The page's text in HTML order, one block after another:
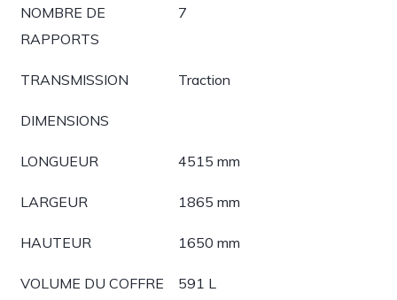
NOMBRE DE
RAPPORTS
7
TRANSMISSION Traction
DIMENSIONS
LONGUEUR 4515 mm
LARGEUR 1865 mm
HAUTEUR 1650 mm
VOLUME DU COFFRE 591 L